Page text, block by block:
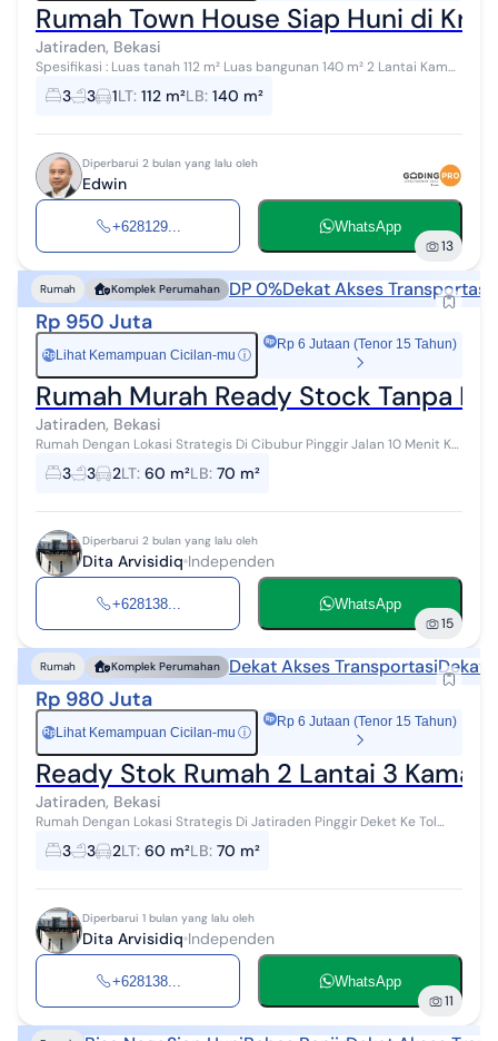
Rumah Town House Siap Huni di
Jatiraden, Bekasi
Spesifikasi : Luas tanah 112 m² Luas bangunan 140 m² 2 Lantai Kamar
tidur 3 Kamar mandi 3 Jetpump Carport SHM, dokumen lengkap
=== HARGA Rp 1,5 ...
3 3 1LT: 112 m²LB: 140 m²
Diperbarui 2 bulan yang lalu oleh
Edwin
+628129... WhatsApp
13
Rumah Komplek Perumahan DP 0%Dekat Akses Transportasi
Rp 950 Juta
Rp Lihat Kemampuan Cicilan-mu ⓘ
Rp 6 Jutaan (Tenor 15 Tahun)
Rumah Murah Ready Stock
Jatiraden, Bekasi
Rumah Dengan Lokasi Strategis Di Cibubur Pinggir Jalan 10 Menit Ke
Tol Dan LRT Cibubur Menjadi Pilihan Terbaik Untuk Hunian Keluarga
Tercinta. Har...
3 3 2LT: 60 m²LB: 70 m²
Diperbarui 2 bulan yang lalu oleh
Dita Arvisidiq Independen
+628138... WhatsApp
15
Rumah Komplek Perumahan Dekat Akses TransportasiDekat
Rp 980 Juta
Rp Lihat Kemampuan Cicilan-mu ⓘ
Rp 6 Jutaan (Tenor 15 Tahun)
Ready Stok Rumah 2 Lantai 3
Jatiraden, Bekasi
Rumah Dengan Lokasi Strategis Di Jatiraden Pinggir Deket Ke Tol
Dan LRT Cibubur Menjadi Pilihan Terbaik Untuk Hunian Keluarga
Tercinta. Harga mula...
3 3 2LT: 60 m²LB: 70 m²
Diperbarui 1 bulan yang lalu oleh
Dita Arvisidiq Independen
+628138... WhatsApp
11